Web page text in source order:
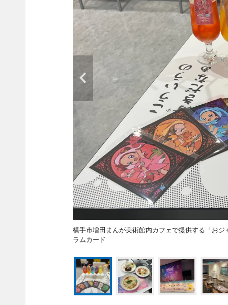
横手市増田まんが美術館内カフェで提供する「お
ラムカード